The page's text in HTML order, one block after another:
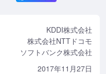
KDDI株式会社
株式会社NTTドコモ
ソフトバンク株式会社
2017年11月27日